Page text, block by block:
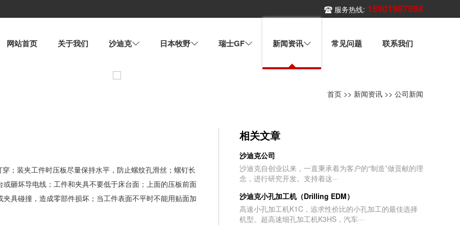
服务热线: 15901987988
网站首页 关于我们 沙迪克 日本牧野 瑞士GF 新闻资讯 常见问题 联系我们
首页 >> 新闻资讯 >> 公司新闻
；装夹工件时压板尽量保持水平，防止螺纹孔滑丝；螺钉长
砸坏导电线；工件和夹具不要低于床台面；上面的压板前面
具碰撞，造成零部件损坏；当工件表面不平时不能用贴面加
相关文章
沙迪克公司
沙迪克自创业以来，一直秉承着为客户的“制造”做贡献的理
念，进行研究开发。支持着这···
沙迪克小孔加工机（Drilling EDM）
高速小孔加工机K1C，追求性价比的小孔加工的最佳选择
机型。超高速细孔加工机K3HS，汽车···